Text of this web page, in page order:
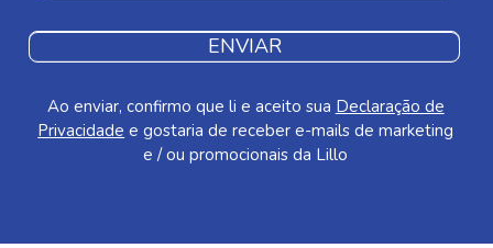
ENVIAR
Ao enviar, confirmo que li e aceito sua Declaração de
Privacidade e gostaria de receber e-mails de marketing
e / ou promocionais da Lillo